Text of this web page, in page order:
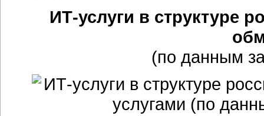
ИТ-услуги в структуре
(по данным